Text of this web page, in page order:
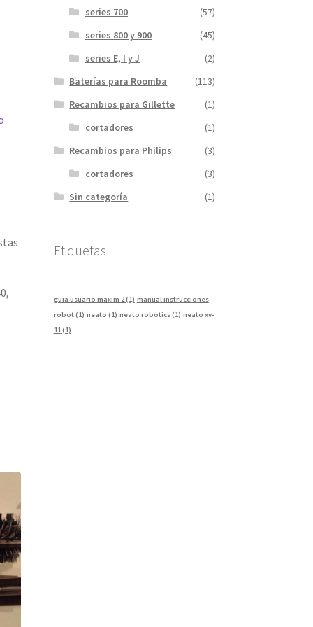
series 700
(57)
series 800 y 900
(45)
series E, I y J
(2)
Baterías para Roomba
(113)
Recambios para Gillette
(1)
cortadores
(1)
Recambios para Philips
(3)
cortadores
(3)
Sin categoría
(1)
Etiquetas
guia usuario maxim 2(1) manual instrucciones
robot(1) neato (1) neato robotics(1) neato xv-
11(1)